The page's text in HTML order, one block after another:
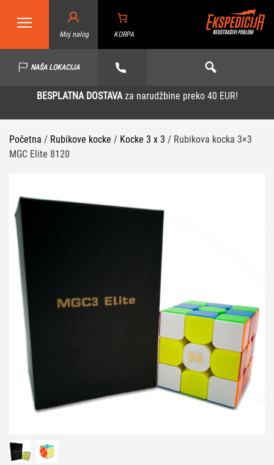
Moj nalog KORPA
NAŠA LOKACIJA
BESPLATNA DOSTAVAza narudžbine preko 40 EUR!
Početna / Rubikove kocke / Kocke 3 x 3 / Rubikova kocka 3×3
MGC Elite 8120